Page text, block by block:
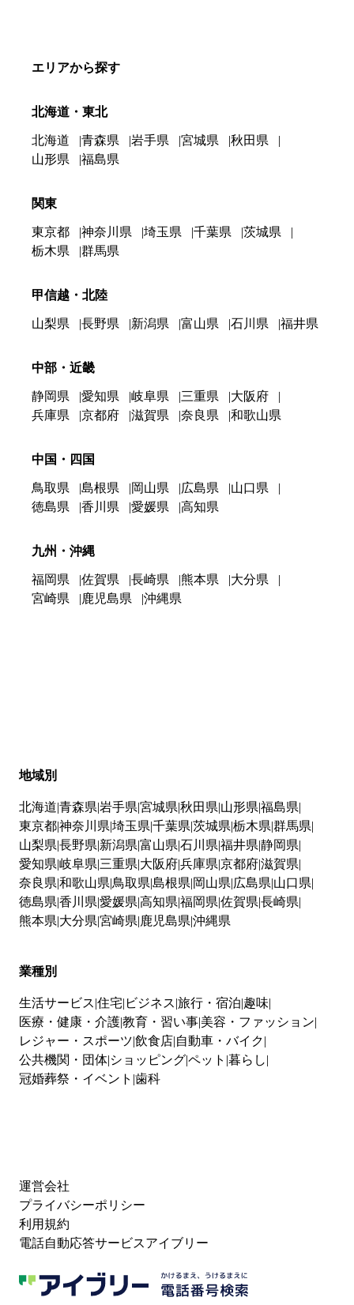
エリアから探す
北海道・東北
北海道 青森県 岩手県 宮城県
秋田県
山形県
福島県
関東
東京都 神奈川県 埼玉県 千葉県
茨城県
栃木県
群馬県
甲信越・北陸
山梨県 長野県 新潟県 富山県 石川県 福井県
中部・近畿
静岡県 愛知県 岐阜県 三重県
大阪府
兵庫県
京都府 滋賀県 奈良県 和歌山県
中国・四国
鳥取県 島根県 岡山県 広島県
山口県
徳島県
香川県 愛媛県 高知県
九州・沖縄
福岡県 佐賀県 長崎県 熊本県
大分県
宮崎県
鹿児島県 沖縄県
地域別
北海道 青森県 岩手県 宮城県 秋田県 山形県 福島県
東京都神奈川県 埼玉県 千葉県 茨城県 栃木県 群馬県
山梨県 長野県 新潟県 富山県 石川県 福井県 静岡県
愛知県 岐阜県 三重県 大阪府兵庫県 京都府滋賀県
奈良県 和歌山県 鳥取県 島根県 岡山県 広島県 山口県
徳島県 香川県 愛媛県 高知県 福岡県 佐賀県 長崎県
熊本県 大分県 宮崎県 鹿児島県 沖縄県
業種別
生活サービス 住宅 ビジネス 旅行・宿泊 趣味
医療・健康・介護教育・習い事 美容・ファッション
レジャー・スポーツ 飲食店 自動車・バイク
公共機関・団体 ショッピングペット 暮らし
冠婚葬祭・イベント 歯科
運営会社
プライバシーポリシー
利用規約
電話自動応答サービスアイブリー